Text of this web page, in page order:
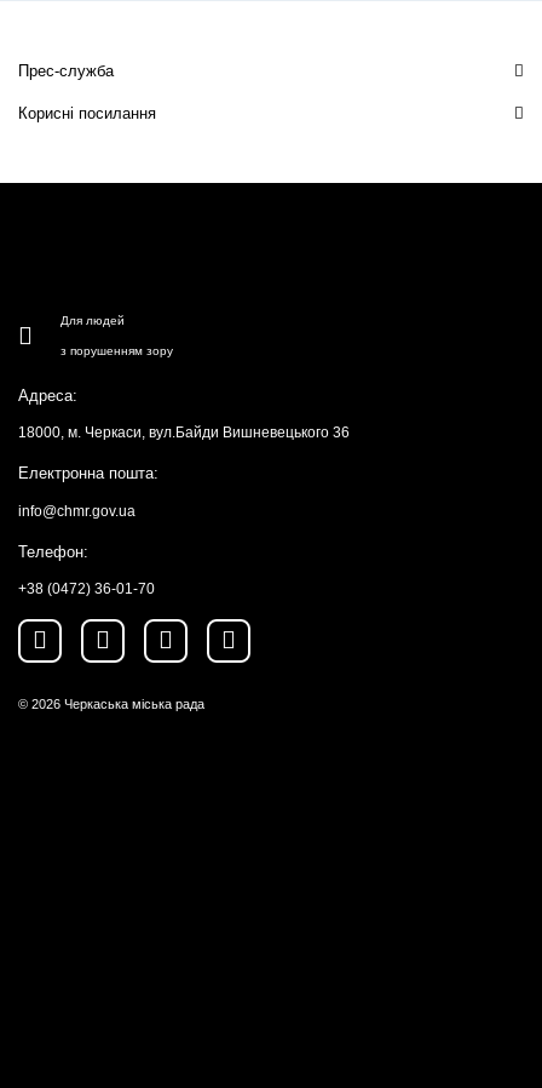
Прес-служба
Корисні посилання
Для людей
з порушенням зору
Адреса:
18000, м. Черкаси, вул.Байди Вишневецького 36
Електронна пошта:
info@chmr.gov.ua
Телефон:
+38 (0472) 36-01-70
© 2026 Черкаська міська рада